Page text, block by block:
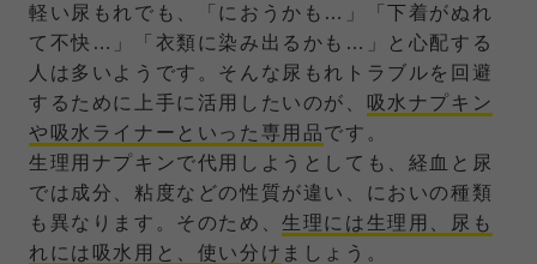
軽い尿もれでも、「におうかも…」「下着がぬれ
て不快…」「衣類に染み出るかも…」と心配する
人は多いようです。そんな尿もれトラブルを回避
するために上手に活用したいのが、
吸水ナプキン
や吸水ライナーといった専用品です。
生理用ナプキンで代用しようとしても、経血と尿
では成分、粘度などの性質が違い、においの種類
も異なります。そのため、生理には生理用、尿も
れには吸水用と、使い分け ましょう。